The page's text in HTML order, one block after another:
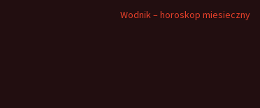
Wodnik – horoskop miesieczny